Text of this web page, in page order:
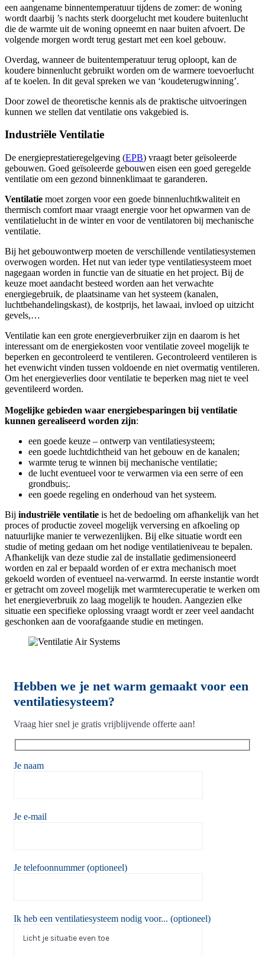
een aangename binnentemperatuur tijdens de zomer: de woning
wordt daarbij ’s nachts sterk doorgelucht met koudere buitenlucht
die de warmte uit de woning opneemt en naar buiten afvoert. De
volgende morgen wordt terug gestart met een koel gebouw.
Overdag, wanneer de buitentemperatuur terug oploopt, kan de
koudere binnenlucht gebruikt worden om de warmere toevoerlucht
af te koelen. In dit geval spreken we van ‘koudeterugwinning’.
Door zowel de theoretische kennis als de praktische uitvoeringen
kunnen we stellen dat ventilatie ons vakgebied is.
Industriële Ventilatie
De energieprestatieregelgeving (EPB) vraagt beter geïsoleerde
gebouwen. Goed geïsoleerde gebouwen eisen een goed geregelde
ventilatie om een gezond binnenklimaat te garanderen.
Ventilatie moet zorgen voor een goede binnenluchtkwaliteit en
thermisch comfort maar vraagt energie voor het opwarmen van de
ventilatielucht in de winter en voor de ventilatoren bij mechanische
ventilatie.
Bij het gebouwontwerp moeten de verschillende ventilatiesystemen
overwogen worden. Het nut van ieder type ventilatiesysteem moet
nagegaan worden in functie van de situatie en het project. Bij de
keuze moet aandacht besteed worden aan het verwachte
energiegebruik, de plaatsiname van het systeem (kanalen,
luchtbehandelingskast), de kostprijs, het lawaai, invloed op uitzicht
gevels,…
Ventilatie kan een grote energieverbruiker zijn en daarom is het
interessant om de energiekosten voor ventilatie zoveel mogelijk te
beperken en gecontroleerd te ventileren. Gecontroleerd ventileren is
het evenwicht vinden tussen voldoende en niet overmatig ventileren.
Om het energieverlies door ventilatie te beperken mag niet te veel
geventileerd worden.
Mogelijke gebieden waar energiebesparingen bij ventilatie
kunnen gerealiseerd worden zijn:
een goede keuze – ontwerp van ventilatiesysteem;
een goede luchtdichtheid van het gebouw en de kanalen;
warmte terug te winnen bij mechanische ventilatie;
de lucht eventueel voor te verwarmen via een serre of een
grondbuis;.
een goede regeling en onderhoud van het systeem.
Bij industriële ventilatie is het de bedoeling om afhankelijk van het
proces of productie zoveel mogelijk verversing en afkoeling op
natuurlijke manier te verwezenlijken. Bij elke situatie wordt een
studie of meting gedaan om het nodige ventilatieniveau te bepalen.
Afhankelijk van deze studie zal de installatie gedimensioneerd
worden en zal er bepaald worden of er extra mechanisch moet
gekoeld worden of eventueel na-verwarmd. In eerste instantie wordt
er getracht om zoveel mogelijk met warmterecuperatie te werken om
het energieverbruik zo laag mogelijk te houden. Aangezien elke
situatie een specifieke oplossing vraagt wordt er zeer veel aandacht
geschonken aan de voorafgaande studie en metingen.
Hebben we je net warm gemaakt voor een
ventilatiesysteem?
Vraag hier snel je gratis vrijblijvende offerte aan!
Je naam
Je e-mail
Je telefoonnummer (optioneel)
Ik heb een ventilatiesysteem nodig voor... (optioneel)